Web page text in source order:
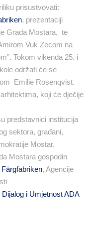
prisustvovati:
, prezentaciji
Grada Mostara, te
Vuk Zecom na
Tokom vikenda 25. i
održati će se
Emilie Rosenqvist.
koji će dječije
predstavnici institucija
sektora, građani,
Mostar.
Mostara gospodin
, Agencije
i Umjetnost ADA